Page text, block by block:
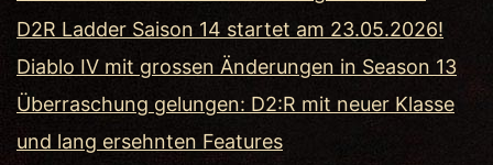
D2R Ladder Saison 14 startet am 23.05.2026!
Diablo IV mit grossen Änderungen in Season 13
Überraschung gelungen: D2:R mit neuer Klasse
und lang ersehnten Features